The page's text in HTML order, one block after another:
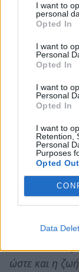
I want to
personal
Opted In
I want to
Personal
Opted In
I want to
Personal
Opted In
I want to
Retention,
Personal
Purposes
Opted Out
Data
μέτρων
τύχη η μη
ξηλώνονται
χαρές, όταν
γούβες με
προκαλέσουν
λαμβάνει ή
μέτρων
σαφής. Ο νέος
ιδιαίτερα
χώρους της
ότι θα το
ώστε και η